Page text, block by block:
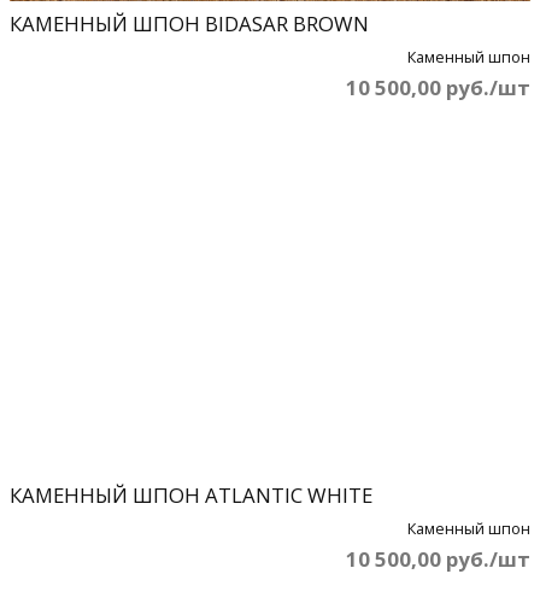
КАМЕННЫЙ ШПОН BIDASAR BROWN
Каменный шпон
10 500,00 руб./шт
КАМЕННЫЙ ШПОН ATLANTIC WHITE
Каменный шпон
10 500,00 руб./шт